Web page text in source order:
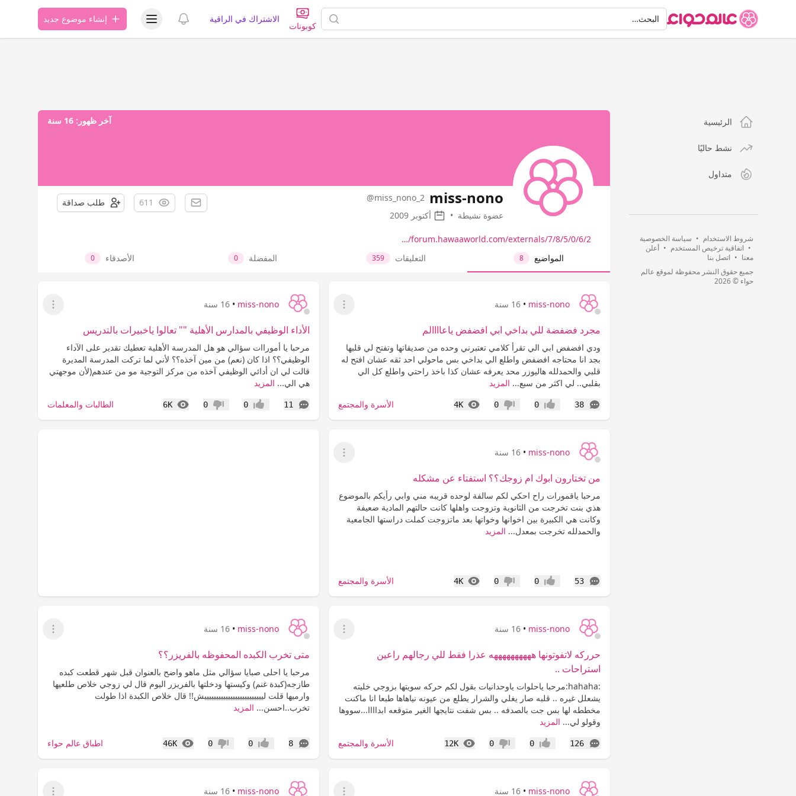
البحثالبحث…
كوبونات
الاشتراك في الراقية عرض الإشعاراتعرض قائمة المستخدمإنشاء موضوع جديد
الرئيسية
نشط حاليًا
متداول
شروط الاستخدام • سياسة الخصوصية
• اتفاقية ترخيص المستخدم • أعلن
معنا • اتصل بنا
جميع حقوق النشر محفوظة لموقع عالم
حواء © 2026
آخر ظهور: 16 سنة
miss-nono
@miss_nono_2
عضوة نشيطة • أكتوبر 2009
611 طلب صداقة
forum.hawaaworld.com/externals/7/8/5/0/6/2/…
المواضيع
8 التعليقات 359 المفضلة 0 الأصدقاء 0
miss-nono
• 16 سنة
عرض القائمة
مجرد فضفضة للي بداخي ابي افضفض ياعاااالم
ودي افضفض ابي الي تقرأ كلامي تعتبرني وحده من صديقاتها وتفتح لي قلبها
بجد انا محتاجه افضفض واطلع الي بداخي بس ماحولي احد ثقه عشان افتح له
قلبي والحمدلله هاليوزر محد يعرفه عشان كذا باخذ راحتي واطلع كل الي
بقلبي.. لي اكثر من سبع... المزيد
38
التعليقات إعجاب0 عدم إعجاب
0
4K
المشاهدات الأسرة والمجتمع
miss-nono
• 16 سنة
عرض القائمة
الأداء الوظيفي بالمدارس الأهلية "" تعالوا ياخبيرات بالتدريس
مرحبا يا أموراات سؤالي هو هل المدرسة الأهلية تعطيك تقدير على الآداء
الوظيفي؟؟ اذا كان (نعم) من مين آخذه؟؟ لأني لما تركت المدرسة المديرة
قالت لي ان أدائي الوظيفي آخذه من مركز التوجية مو من عندهم(لأن موجهتي
هي الي... المزيد
11
التعليقات إعجاب0 عدم إعجاب
0
6K
المشاهدات الطالبات والمعلمات
miss-nono
• 16 سنة
عرض القائمة
من تختارون ابوك ام زوجك؟؟ استفتاء عن مشكله
مرحبا ياقمورات راح احكي لكم سالفة لوحده قريبه مني وابي رأيكم بالموضوع
هذي بنت تخرجت من الثانوية وتزوجت واهلها كانت حالتهم المادية ضعيفة
وكانت هي الكبيرة بين اخوانها وخواتها بعد ماتزوجت كملت دراستها الجامعية
والحمدلله تخرجت بمعدل... المزيد
53
التعليقات إعجاب0 عدم إعجاب
0
4K
المشاهدات الأسرة والمجتمع
miss-nono
• 16 سنة
عرض القائمة
حرركه لاتفوتونها ههههههههههه عذرا فقط للي رجالهم راعين
استراحات ..
:hahaha:مرحبا ياحلوات ياوحدانيات بقول لكم حركه سويتها بزوجي خليته
يشعلل غيره .. قلبه صار يغلي والشرار يطلع من عيونه نياهاها طبعا انا ماكنت
مخططه لها بس جت بالصدفه .. بس شفت نتايجها الغير متوقعه ابداااا...سووها
وقولو لي... المزيد
126
التعليقات إعجاب0 عدم إعجاب
0
12K
المشاهدات الأسرة والمجتمع
miss-nono
• 16 سنة
عرض القائمة
متى تخرب الكبده المحفوظه بالفريزر؟؟
مرحبا يا احلى صبايا سؤالي مثل ماهو واضح بالعنوان قبل شهر قطعت كبده
طازجه(كبدة غنم) وكيستها ودخلتها بالفريزر اليوم قال لي زوجي خلاص طلعيها
وارميها قلت ليييييييييييييييييييييييييش!! قال خلاص الكبدة اذا طولت
تخرب..احسن... المزيد
8
التعليقات إعجاب0 عدم إعجاب
0
46K
المشاهدات اطباق عالم حواء
miss-nono
• 16 سنة miss-nono
• 16 سنة